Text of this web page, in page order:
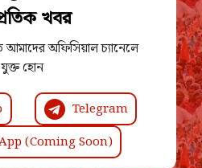
খবর
অফিসিয়াল চ্যানেলে
যুক্ত হোন
Telegram
(Coming Soon)